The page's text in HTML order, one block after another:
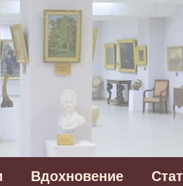
Вдохновение